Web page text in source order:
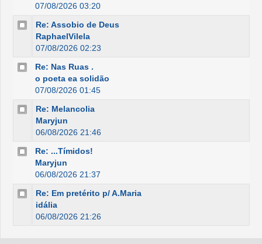
07/08/2026 03:20
Re: Assobio de Deus
RaphaelVilela
07/08/2026 02:23
Re: Nas Ruas .
o poeta ea solidão
07/08/2026 01:45
Re: Melancolia
Maryjun
06/08/2026 21:46
Re: ...Tímidos!
Maryjun
06/08/2026 21:37
Re: Em pretérito p/ A.Maria
idália
06/08/2026 21:26